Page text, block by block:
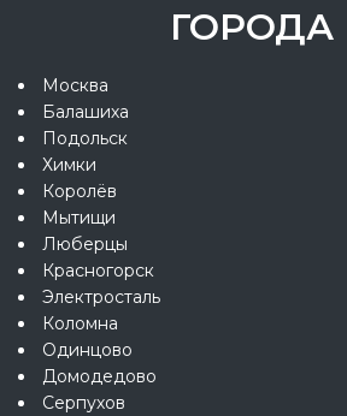
ГОРОДА
Москва
Балашиха
Подольск
Химки
Королёв
Мытищи
Люберцы
Красногорск
Электросталь
Коломна
Одинцово
Домодедово
Серпухов